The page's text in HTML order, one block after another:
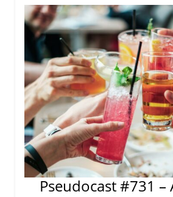
Pseudocast #731 –